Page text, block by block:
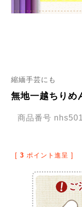
縮緬手芸にも
無地一越ちりめ
商品番号 nhs501
[ 3 ポイント進呈 ]